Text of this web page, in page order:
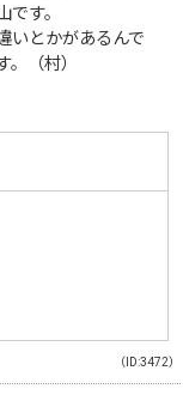
す。
いとかがあるんで
（村）
（ID:3472）